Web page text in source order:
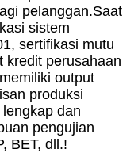
pelanggan.Saat
sistem
sertifikasi mutu
kredit perusahaan
output
produksi
dan
pengujian
BET, dll.!